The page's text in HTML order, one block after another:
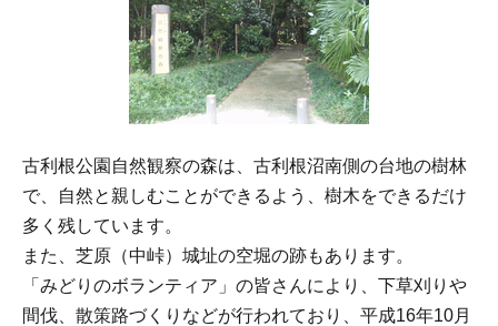
古利根公園自然観察の森は、古利根沼南側の台地の樹林
で、自然と親しむことができるよう、樹木をできるだけ
多く残しています。
また、芝原（中峠）城址の空堀の跡もあります。
「みどりのボランティア」の皆さんにより、下草刈りや
間伐、散策路づくりなどが行われており、平成16年10月